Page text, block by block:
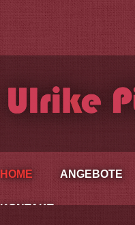
HOME ANGEBOTE
KONTAKT